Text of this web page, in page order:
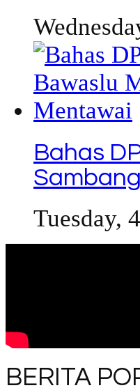
Bahas
Tuesday,
BERITA